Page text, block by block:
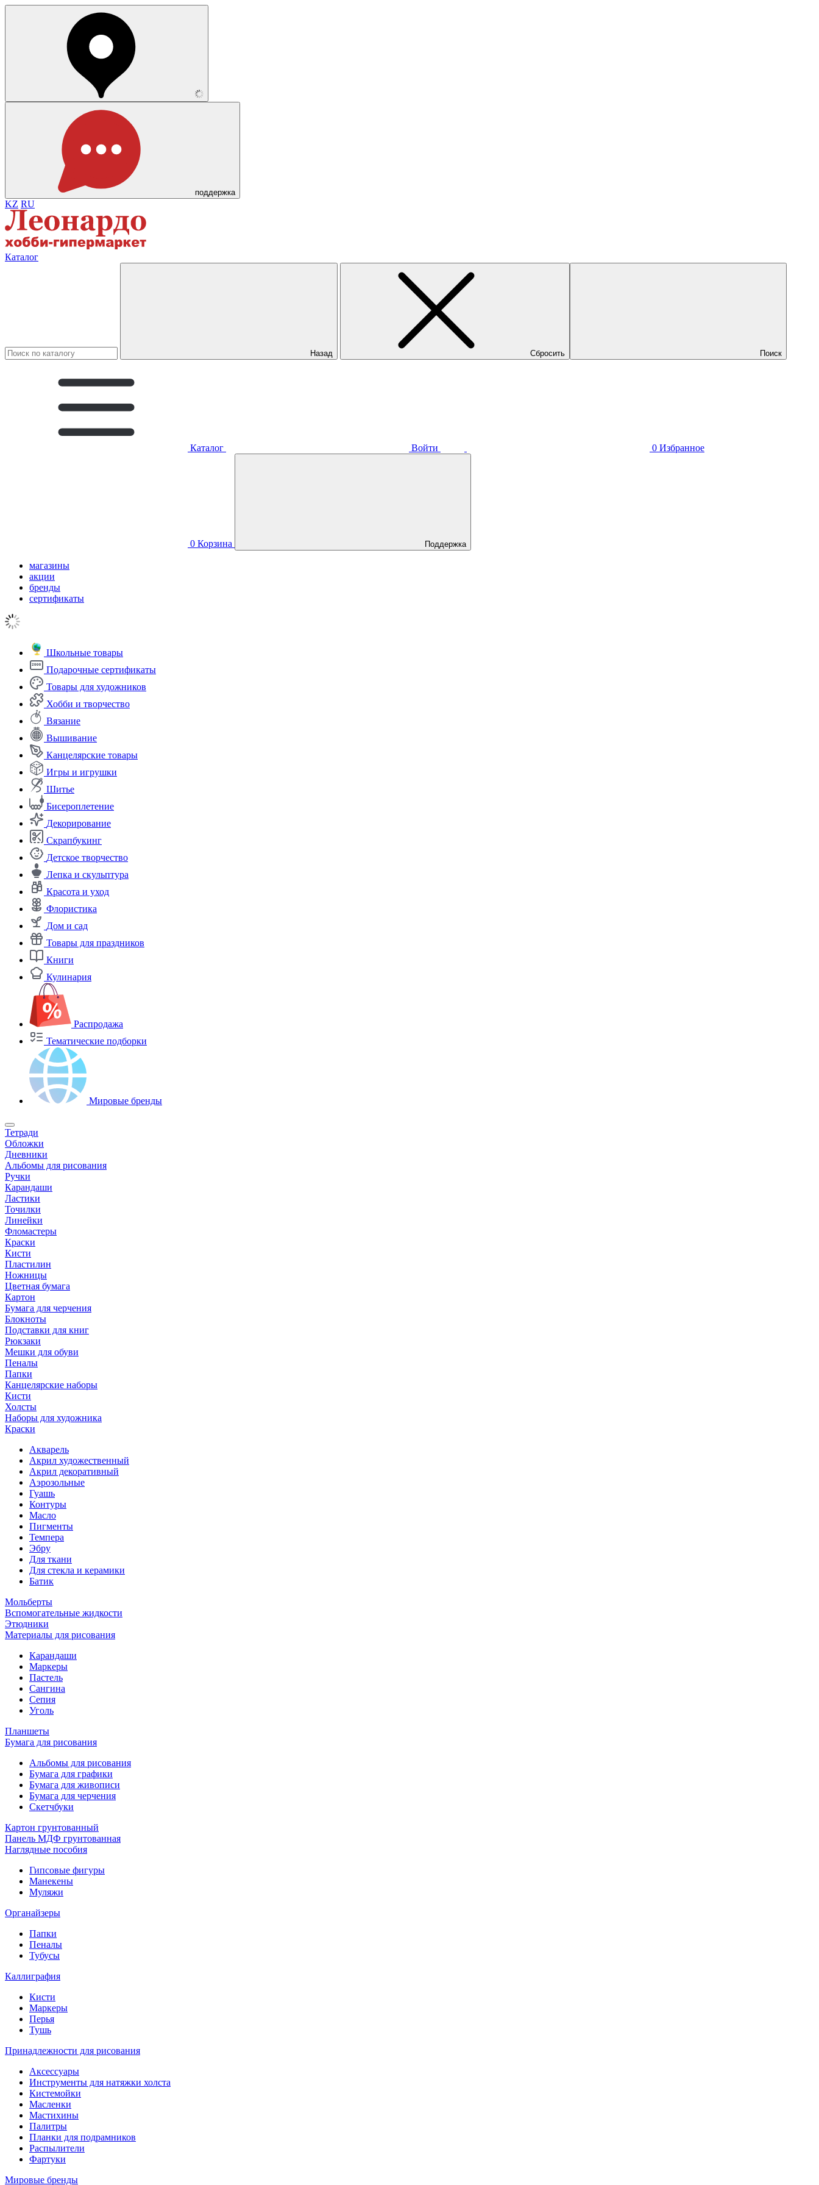
поддержка
KZ RU
Каталог
Назад Сбросить Поиск
Каталог Войти 0 Избранное
0 Корзина Поддержка
магазины
акции
бренды
сертификаты
Школьные товары
Подарочные сертификаты
Товары для художников
Хобби и творчество
Вязание
Вышивание
Канцелярские товары
Игры и игрушки
Шитье
Бисероплетение
Декорирование
Скрапбукинг
Детское творчество
Лепка и скульптура
Красота и уход
Флористика
Дом и сад
Товары для праздников
Книги
Кулинария
Распродажа
Тематические подборки
Мировые бренды
Тетради
Обложки
Дневники
Альбомы для рисования
Ручки
Карандаши
Ластики
Точилки
Линейки
Фломастеры
Краски
Кисти
Пластилин
Ножницы
Цветная бумага
Картон
Бумага для черчения
Блокноты
Подставки для книг
Рюкзаки
Мешки для обуви
Пеналы
Папки
Канцелярские наборы
Кисти
Холсты
Наборы для художника
Краски
Акварель
Акрил художественный
Акрил декоративный
Аэрозольные
Гуашь
Контуры
Масло
Пигменты
Темпера
Эбру
Для ткани
Для стекла и керамики
Батик
Мольберты
Вспомогательные жидкости
Этюдники
Материалы для рисования
Карандаши
Маркеры
Пастель
Сангина
Сепия
Уголь
Планшеты
Бумага для рисования
Альбомы для рисования
Бумага для графики
Бумага для живописи
Бумага для черчения
Скетчбуки
Картон грунтованный
Панель МДФ грунтованная
Наглядные пособия
Гипсовые фигуры
Манекены
Муляжи
Органайзеры
Папки
Пеналы
Тубусы
Каллиграфия
Кисти
Маркеры
Перья
Тушь
Принадлежности для рисования
Аксессуары
Инструменты для натяжки холста
Кистемойки
Масленки
Мастихины
Палитры
Планки для подрамников
Распылители
Фартуки
Мировые бренды